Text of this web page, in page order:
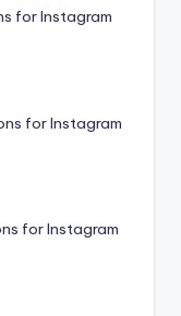
for Instagram
for Instagram
for Instagram